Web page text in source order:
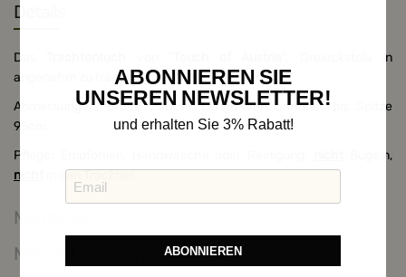
Details
Das
". Dreieckstola in
angenehm zu tragender 100% Merinowolle.
Abmessungen: Breite 200cm, Länge von Schulter bis Spitze
95cm.
Pflege: Empfohlen, Handwäsche oder Reinigung,
Bügeln,
nicht
in den Trockner.
Maßtabelle
Mehr Informationen
ABONNIEREN SIE
UNSEREN NEWSLETTER!
und erhalten Sie 3% Rabatt!
ABONNIEREN